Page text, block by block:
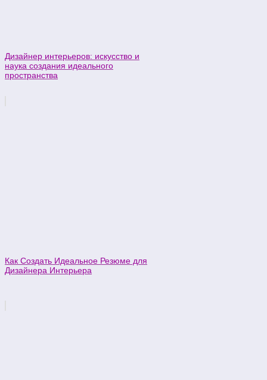
Дизайнер интерьеров: искусство и
наука создания идеального
пространства
Как Создать Идеальное Резюме для
Дизайнера Интерьера